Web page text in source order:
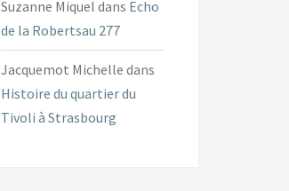
Suzanne Miquel dans Echo
de la Robertsau 277
Jacquemot Michelle dans
Histoire du quartier du
Tivoli à Strasbourg